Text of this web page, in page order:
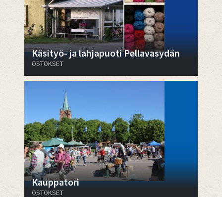
Käsityö- ja lahjapuoti Pellavasydän
OSTOKSET
Kauppatori
OSTOKSET